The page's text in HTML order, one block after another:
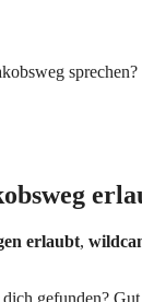
sprechen?
erlaubt,
gefunden?